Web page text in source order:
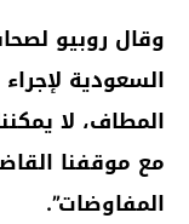
وقال روبيو
السعودية
المطاف، لا
مع موقفنا
المفاوضات”.